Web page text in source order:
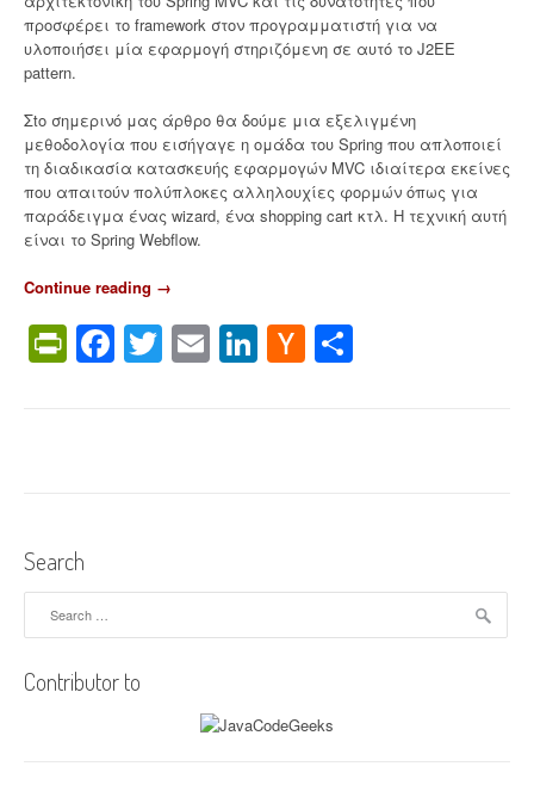
”
προσφέρει το framework στον προγραμματιστή για να
υλοποιήσει μία εφαρμογή στηριζόμενη σε αυτό το J2EE
pattern.
Σto σημερινό μας άρθρο θα δούμε μια εξελιγμένη
μεθοδολογία που εισήγαγε η ομάδα του Spring που απλοποιεί
τη διαδικασία κατασκευής εφαρμογών MVC ιδιαίτερα εκείνες
που απαιτούν πολύπλοκες αλληλουχίες φορμών όπως για
παράδειγμα ένας wizard, ένα shopping cart κτλ. Η τεχνική αυτή
είναι το Spring Webflow.
Continue reading “
p
r
o
k
→
PrintFriendly
Facebook
Twitter
EmailLinkedIn
Hacker
News
Search
Contributor to